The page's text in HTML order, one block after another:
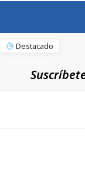
Destacado